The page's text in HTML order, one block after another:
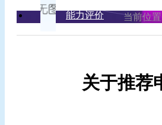
能力评价 当前位置
关于推荐